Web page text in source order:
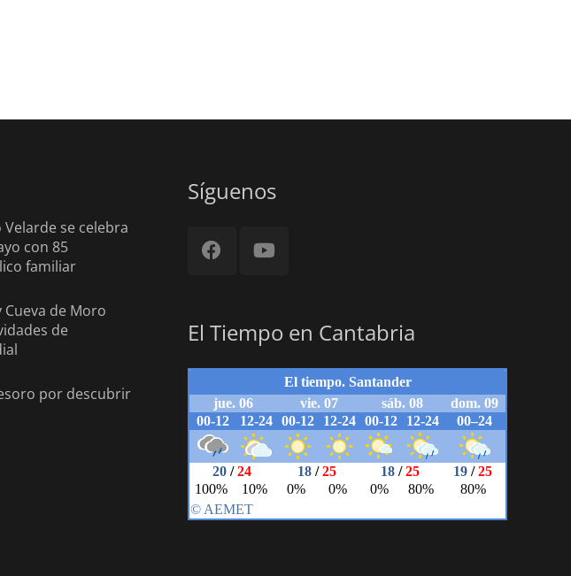
Velarde se celebra
con 85
familiar
Cueva de Moro
de
por descubrir
Síguenos
El Tiempo en Cantabria